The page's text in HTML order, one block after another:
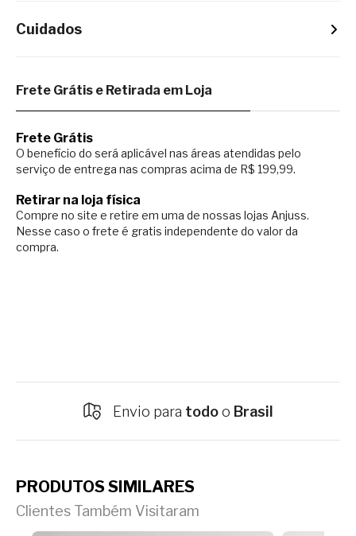
Cuidados
Frete Grátis e Retirada em Loja
Frete Grátis
O benefício do será aplicável nas áreas atendidas pelo
serviço de entrega nas compras acima de R$ 199,99.
Retirar na loja física
Compre no site e retire em uma de nossas lojas Anjuss.
Nesse caso o frete é gratis independente do valor da
compra.
todoo Brasil
PRODUTOS SIMILARES
Clientes Também Visitaram